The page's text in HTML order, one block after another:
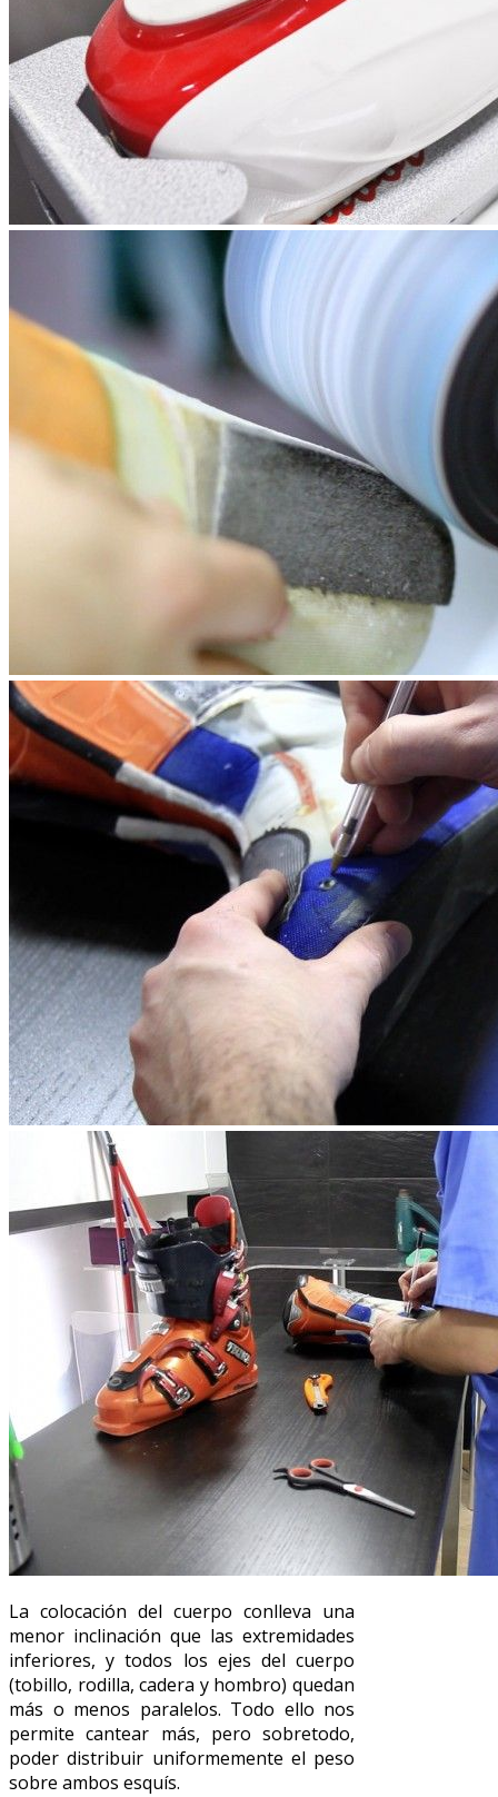
La colocación del cuerpo conlleva una
menor inclinación que las extremidades
inferiores, y todos los ejes del cuerpo
(tobillo, rodilla, cadera y hombro) quedan
más o menos paralelos. Todo ello nos
permite cantear más, pero sobretodo,
poder distribuir uniformemente el peso
sobre ambos esquís.